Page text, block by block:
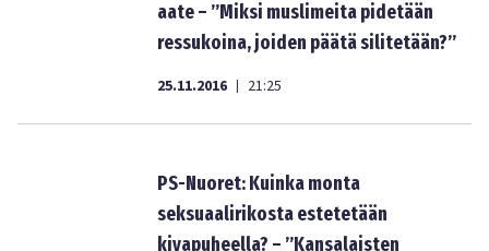
aate – ”Miksi muslimeita pidetään
ressukoina, joiden päätä silitetään?”
25.11.2016 | 21:25
PS-Nuoret: Kuinka monta
seksuaalirikosta estetetään
kivapuheella? – ”Kansalaisten